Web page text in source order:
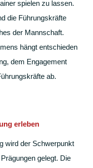
spielen zu lassen.
die Führungskräfte
der Mannschaft.
hängt entschieden
dem Engagement
ab.
erleben
wird der Schwerpunkt
gelegt. Die